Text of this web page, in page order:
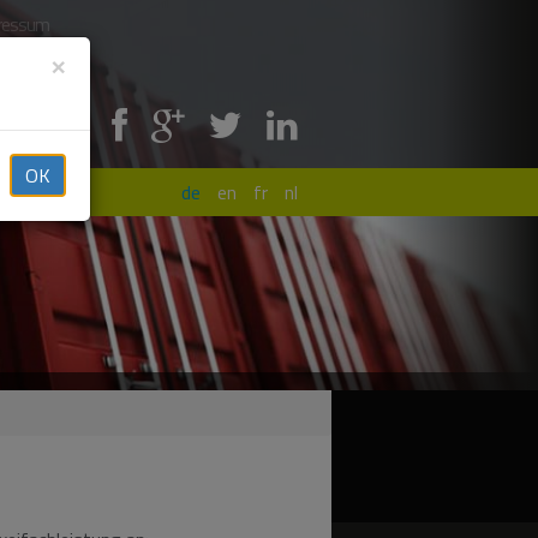
Share !
de en fr nl
×
OK